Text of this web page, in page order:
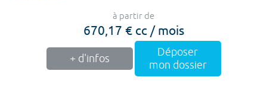
à partir de
670,17 € cc / mois
+ d'infos
Déposer
mon dossier